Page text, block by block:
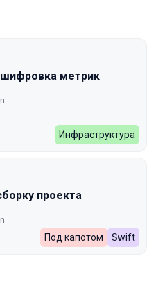
метрик
Инфраструктура
проекта
Под капотом Swift